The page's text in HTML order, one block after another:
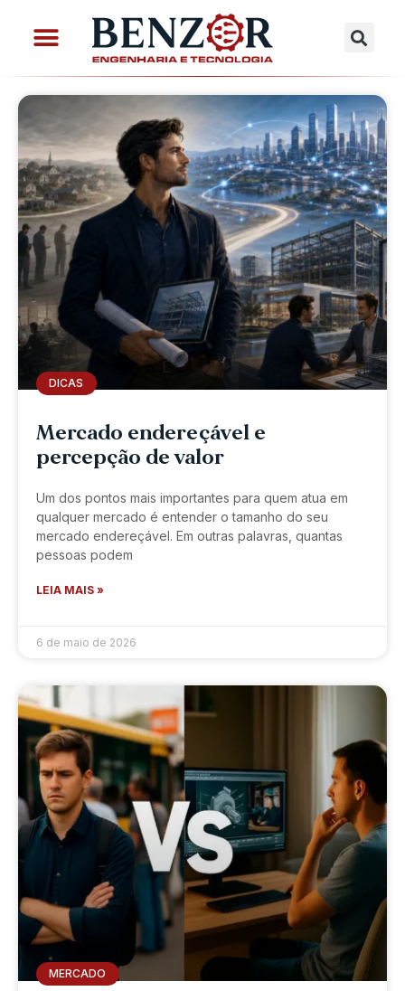
DICAS
Mercado endereçável e
percepção de valor
Um dos pontos mais importantes para quem atua em
qualquer mercado é entender o tamanho do seu
mercado endereçável. Em outras palavras, quantas
pessoas podem
LEIA MAIS »
6 de maio de 2026
MERCADO